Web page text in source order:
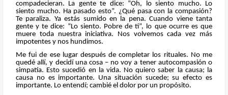
compadecieran. La gente te dice: “Oh, lo siento mucho. Lo
siento mucho. Ha pasado esto”. ¿Qué pasa con la compasión?
Te paraliza. Ya estás sumido en la pena. Cuando viene tanta
gente y te dice: “Lo siento. Pobre de ti”, lo que ocurre es que
muere toda nuestra iniciativa. Nos volvemos cada vez más
impotentes y nos hundimos.
Me fui de ese lugar después de completar los rituales. No me
quedé allí, y decidí una cosa – no voy a tener autocompasión o
simpatía. Esto sucedió en la vida. No quiero saber la causa; la
causa no es importante. Una situación sucede; su efecto es
importante. Lo entendí; cambié el dolor por un propósito.